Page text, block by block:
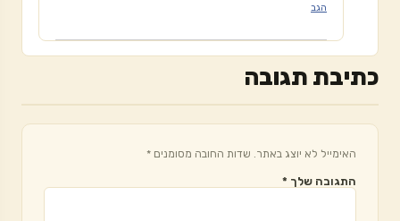
הגב
כתיבת תגובה
האימייל לא יוצג באתר. שדות החובה מסומנים *
התגובה שלך *